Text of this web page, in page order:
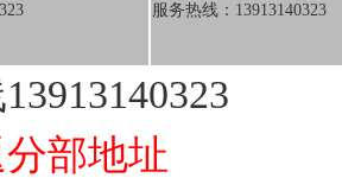
服务热线：13913140323
部地址